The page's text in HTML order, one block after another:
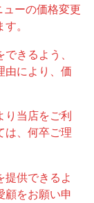
ューの価格変更
。
きるよう、
由により、価
り当店をご利
は、何卒ご理
提供できるよ
顧をお願い申